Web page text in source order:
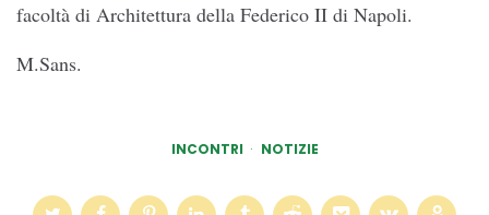
facoltà di Architettura della Federico II di Napoli.
M.Sans.
INCONTRI NOTIZIE